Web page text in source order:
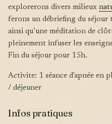
explorerons divers milieux
ferons un débriefing du séjour
ainsi qu’une méditation de
pleinement infuser les
Fin du séjour pour 15h.
Activite: 1 séance d'apnée en pleine mer | Repas: petit-déjeuner
/ déjeuner
Infos pratiques